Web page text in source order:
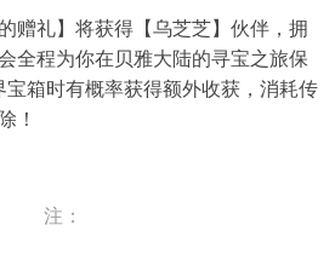
赠礼】将获得【乌芝芝】伙伴，拥
全程为你在贝雅大陆的寻宝之旅保
箱时有概率获得额外收获，消耗传
！
注：